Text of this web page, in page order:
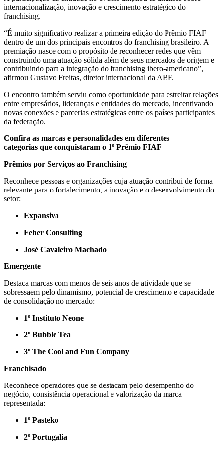
internacionalização, inovação e crescimento estratégico do
franchising.
“É muito significativo realizar a primeira edição do Prêmio FIAF
dentro de um dos principais encontros do franchising brasileiro. A
premiação nasce com o propósito de reconhecer redes que vêm
construindo uma atuação sólida além de seus mercados de origem e
contribuindo para a integração do franchising ibero-americano”,
afirmou Gustavo Freitas, diretor internacional da ABF.
O encontro também serviu como oportunidade para estreitar relações
entre empresários, lideranças e entidades do mercado, incentivando
novas conexões e parcerias estratégicas entre os países participantes
da federação.
Confira as marcas e personalidades em diferentes
categorias que conquistaram o 1º Prêmio FIAF
Prêmios por Serviços ao Franchising
Reconhece pessoas e organizações cuja atuação contribui de forma
relevante para o fortalecimento, a inovação e o desenvolvimento do
setor:
Expansiva
Feher Consulting
José Cavaleiro Machado
Emergente
Destaca marcas com menos de seis anos de atividade que se
sobressaem pelo dinamismo, potencial de crescimento e capacidade
de consolidação no mercado:
1º Instituto Neone
2º Bubble Tea
3º The Cool and Fun Company
Franchisado
Reconhece operadores que se destacam pelo desempenho do
negócio, consistência operacional e valorização da marca
representada:
1º Pasteko
2º Portugalia